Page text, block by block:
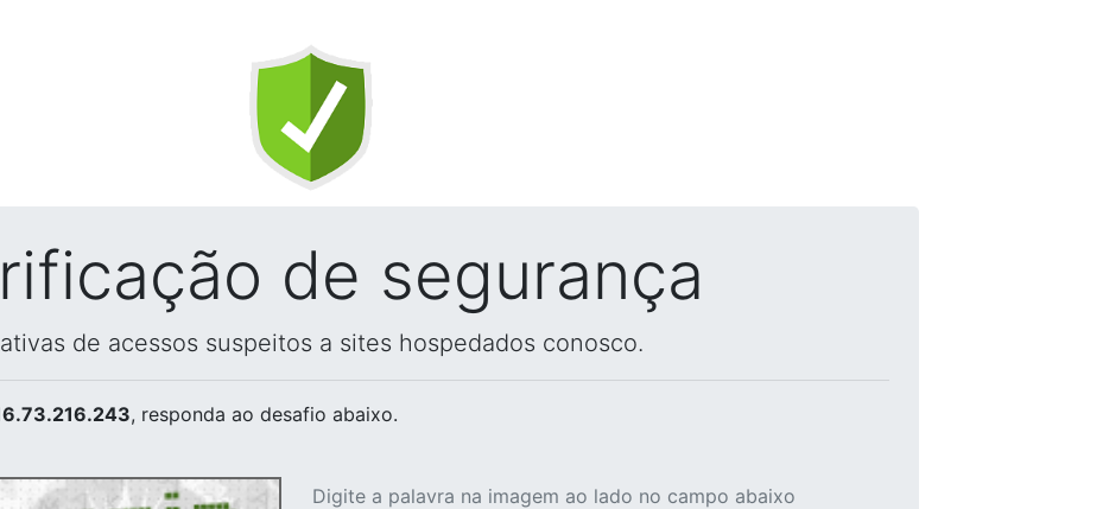
de segurança
de acessos suspeitos a sites hospedados conosco.
, responda ao desafio abaixo.
Digite a palavra na imagem ao lado no campo abaixo